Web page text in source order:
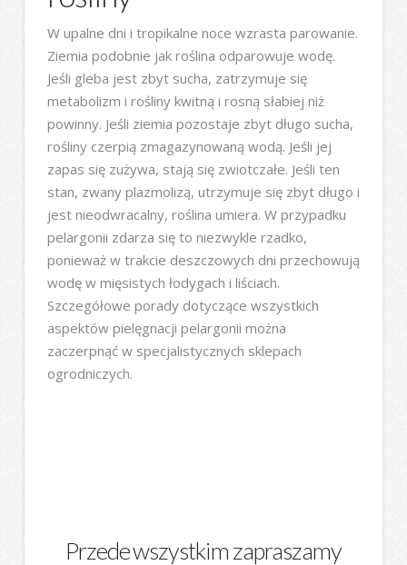
W upalne dni i tropikalne noce wzrasta parowanie.
Ziemia podobnie jak roślina odparowuje wodę.
Jeśli gleba jest zbyt sucha, zatrzymuje się
metabolizm i rośliny kwitną i rosną słabiej niż
powinny. Jeśli ziemia pozostaje zbyt długo sucha,
rośliny czerpią zmagazynowaną wodą. Jeśli jej
zapas się zużywa, stają się zwiotczałe. Jeśli ten
stan, zwany plazmolizą, utrzymuje się zbyt długo i
jest nieodwracalny, roślina umiera. W przypadku
pelargonii zdarza się to niezwykle rzadko,
ponieważ w trakcie deszczowych dni przechowują
wodę w mięsistych łodygach i liściach.
Szczegółowe porady dotyczące wszystkich
aspektów pielęgnacji pelargonii można
zaczerpnąć w specjalistycznych sklepach
ogrodniczych.
Przede wszystkim zapraszamy